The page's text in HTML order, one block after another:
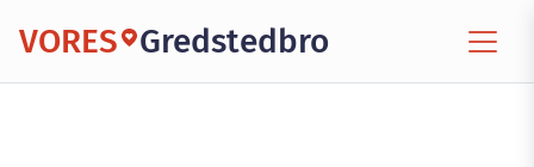
VORES Gredstedbro